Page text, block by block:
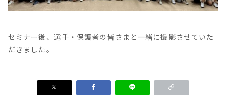
セミナー後、選手・保護者の皆さまと一緒に撮影させていた
だきました。